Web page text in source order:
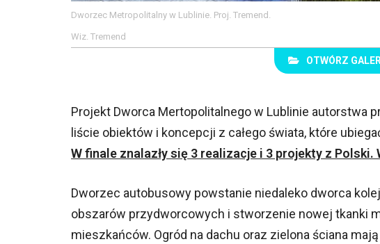
Dworzec Metropolitalny w Lublinie. Proj. Tremend.
Wiz. Tremend
OTWÓRZ
Projekt Dworca Mertopolitalnego w Lublinie autorstwa
liście obiektów i koncepcji z całego świata, które
W finale znalazły się 3 realizacje i 3 projekty z
Dworzec autobusowy powstanie niedaleko dworca
obszarów przydworcowych i stworzenie nowej tkanki
mieszkańców. Ogród na dachu oraz zielona ściana